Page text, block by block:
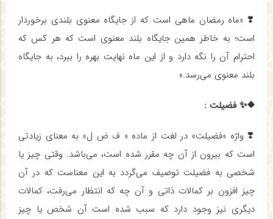
❣️ «ماه رمضان ماهي است كه از جايگاه معنوي بلندي برخوردار
است؛ به خاطر همين جايگاه بلند معنوي است كه هر كس كه
احترام آن را نگه دارد و از اين ماه نهايت بهره را ببرد، به جايگاه
بلند معنوي مي‌رسد.»
❖✨ فضيلت :
❣️ واژه «فضيلت» در لغت از ماده « ف ض ل» به معناي زيادتي
است كه بيرون از آن چه مقرر شده است، مي‌باشد. وقتي چيز يا
شخصي به فضيلت توصيف مي‌گردد به اين معناست كه در آن
چيز افزون بر كمالات ذاتي و آن چه كه انتظار مي‌رفت، كمالات
ديگري نيز وجود دارد كه سبب شده است آن شخص يا چيز